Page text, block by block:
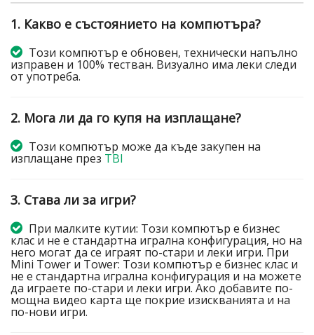
1. Какво е състоянието на компютъра?
Този компютър е обновен, технически напълно
изправен и 100% тестван. Визуално има леки следи
от употреба.
2. Мога ли да го купя на изплащане?
Този компютър може да къде закупен на
изплащане през TBI
3. Става ли за игри?
При малките кутии: Този компютър е бизнес
клас и не е стандартна игрална конфигурация, но на
него могат да се играят по-стари и леки игри. При
Mini Tower и Tower: Този компютър е бизнес клас и
не е стандартна игрална конфигурация и на можете
да играете по-стари и леки игри. Ако добавите по-
мощна видео карта ще покрие изискванията и на
по-нови игри.